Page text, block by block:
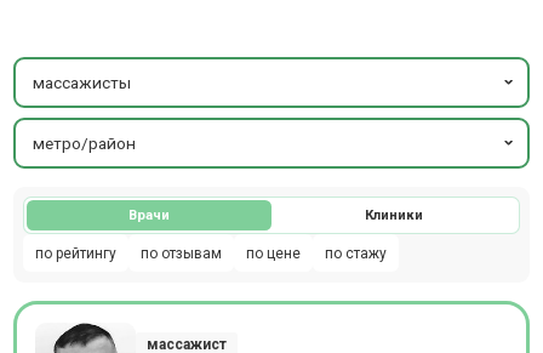
массажисты
метро/район
Врачи Клиники
по рейтингу по отзывам по цене по стажу
массажист